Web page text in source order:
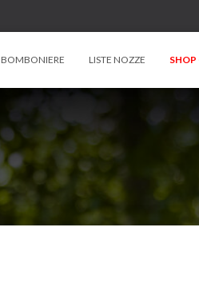
BOMBONIERE LISTE NOZZE